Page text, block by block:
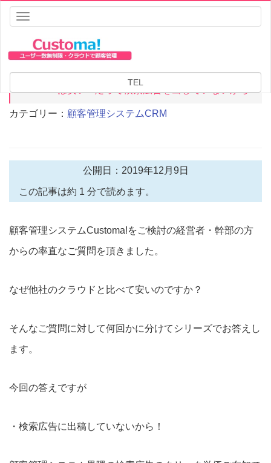
navigation
TEL
HOME
顧客管理システムCRM
Customa!は安い!?だって検索広告を出していないから
カテゴリー： 顧客管理システムCRM
公開日：2019年12月9日
この記事は約 1 分で読めます。
顧客管理システムCustoma!をご検討の経営者・幹部の方
からの率直なご質問を頂きました。
なぜ他社のクラウドと比べて安いのですか？
そんなご質問に対して何回かに分けてシリーズでお答えし
ます。
今回の答えですが
・検索広告に出稿していないから！